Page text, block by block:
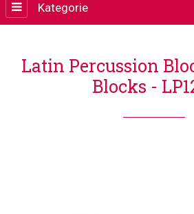
Kategorie
Latin Percussion
Blocks -